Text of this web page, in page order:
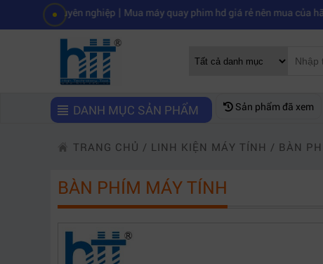
nghiệp| Mua máy quay phim hd giá rẻ nên mua của hãng nào?|
DANH MỤC SẢN PHẨM Sản phẩm đã xem
TRANG CHỦ / LINH KIỆN MÁY TÍNH / BÀN
BÀN PHÍM MÁY TÍNH